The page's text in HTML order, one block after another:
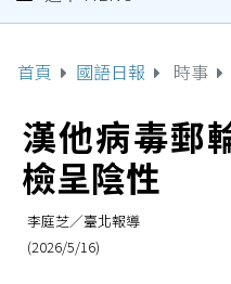
首頁 國語日報 時事
漢他病毒
檢呈陰性
李庭芝／臺北報導
(2026/5/16)